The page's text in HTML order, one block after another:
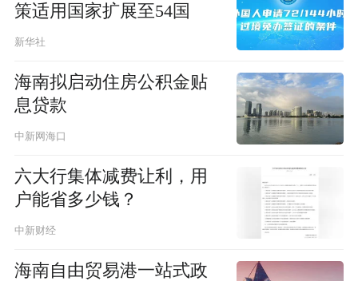
策适用国家扩展至54国
新华社
海南拟启动住房公积金贴
息贷款
中新网海口
六大行集体减费让利，用
户能省多少钱？
中新财经
海南自由贸易港一站式政